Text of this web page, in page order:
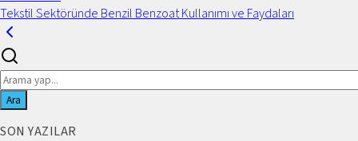
Tekstil Sektöründe Benzil Benzoat Kullanımı ve Faydaları
Ara
SON YAZILAR